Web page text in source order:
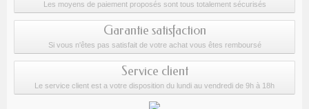
Les moyens de paiement proposés sont tous totalement sécurisés
Garantie satisfaction
Si vous n'êtes pas satisfait de votre achat vous êtes remboursé
Service client
Le service client est a votre disposition du lundi au vendredi de 9h à 18h